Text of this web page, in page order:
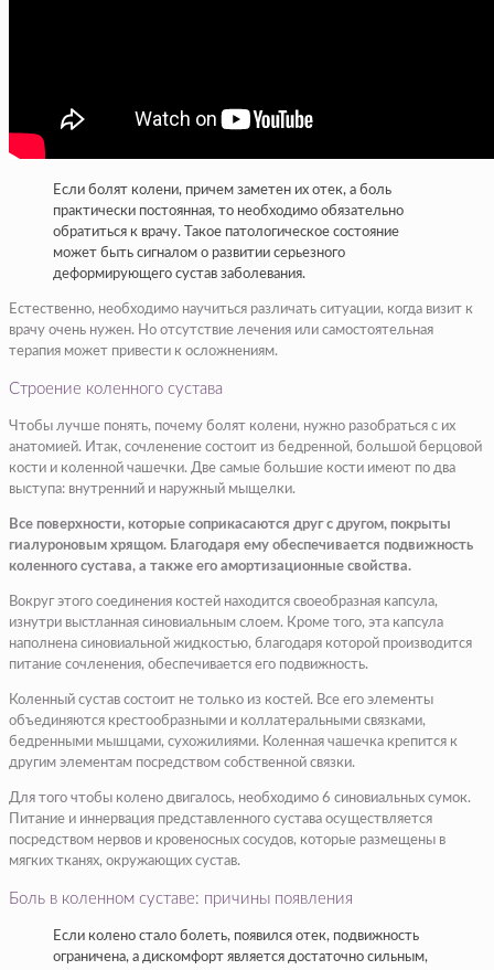
Если болят колени, причем заметен их отек, а боль
практически постоянная, то необходимо обязательно
обратиться к врачу. Такое патологическое состояние
может быть сигналом о развитии серьезного
деформирующего сустав заболевания.
Естественно, необходимо научиться различать ситуации, когда визит к
врачу очень нужен. Но отсутствие лечения или самостоятельная
терапия может привести к осложнениям.
Строение коленного сустава
Чтобы лучше понять, почему болят колени, нужно разобраться с их
анатомией. Итак, сочленение состоит из бедренной, большой берцовой
кости и коленной чашечки. Две самые большие кости имеют по два
выступа: внутренний и наружный мыщелки.
Все поверхности, которые соприкасаются друг с другом, покрыты
гиалуроновым хрящом. Благодаря ему обеспечивается подвижность
коленного сустава, а также его амортизационные свойства.
Вокруг этого соединения костей находится своеобразная капсула,
изнутри выстланная синовиальным слоем. Кроме того, эта капсула
наполнена синовиальной жидкостью, благодаря которой производится
питание сочленения, обеспечивается его подвижность.
Коленный сустав состоит не только из костей. Все его элементы
объединяются крестообразными и коллатеральными связками,
бедренными мышцами, сухожилиями. Коленная чашечка крепится к
другим элементам посредством собственной связки.
Для того чтобы колено двигалось, необходимо 6 синовиальных сумок.
Питание и иннервация представленного сустава осуществляется
посредством нервов и кровеносных сосудов, которые размещены в
мягких тканях, окружающих сустав.
Боль в коленном суставе: причины появления
Если колено стало болеть, появился отек, подвижность
ограничена, а дискомфорт является достаточно сильным,